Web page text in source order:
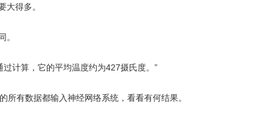
大得多。
。
计算，它的平均温度约为427摄氏度。”
有数据都输入神经网络系统，看看有何结果。